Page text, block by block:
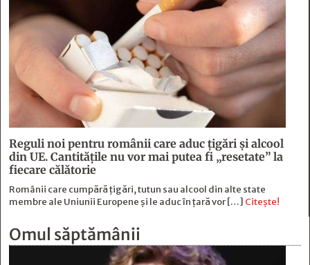
Reguli noi pentru românii care aduc țigări și alcool
din UE. Cantitățile nu vor mai putea fi „resetate” la
fiecare călătorie
Românii care cumpără țigări, tutun sau alcool din alte state
membre ale Uniunii Europene și le aduc în țară vor […] Citește!
Omul săptămânii